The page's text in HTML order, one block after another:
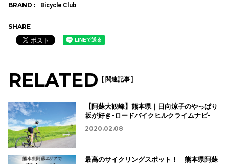
BRAND : Bicycle Club
SHARE
RELATED [ 関連記事 ]
【阿蘇大観峰】熊本県｜日向涼子のやっぱり
坂が好き-ロードバイクヒルクライムナビ-
2020.02.08
最高のサイクリングスポット！ 熊本県阿蘇